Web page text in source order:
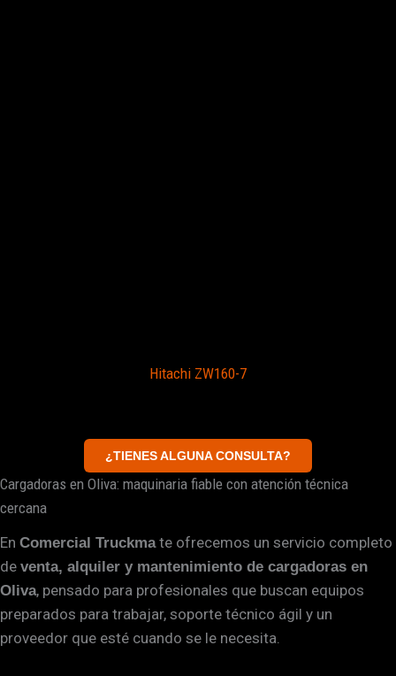
Hitachi ZW160-7
¿TIENES ALGUNA CONSULTA?
Cargadoras en Oliva: maquinaria fiable con atención técnica
cercana
En Comercial Truckmate ofrecemos un servicio completo
de venta, alquiler y mantenimiento de cargadoras en
Oliva, pensado para profesionales que buscan equipos
preparados para trabajar, soporte técnico ágil y un
proveedor que esté cuando se le necesita.